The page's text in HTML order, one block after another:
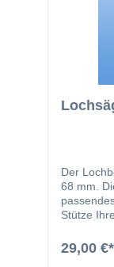
Der
68 mm.
Stütze
29,00 €*